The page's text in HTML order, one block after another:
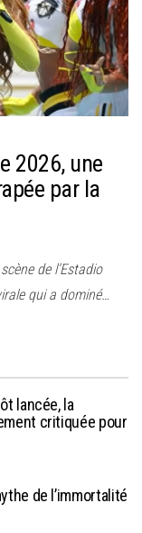
l
a
n
a
2026, une
par la
de l’Estadio
qui a dominé…
lancée, la
critiquée pour
de l’immortalité